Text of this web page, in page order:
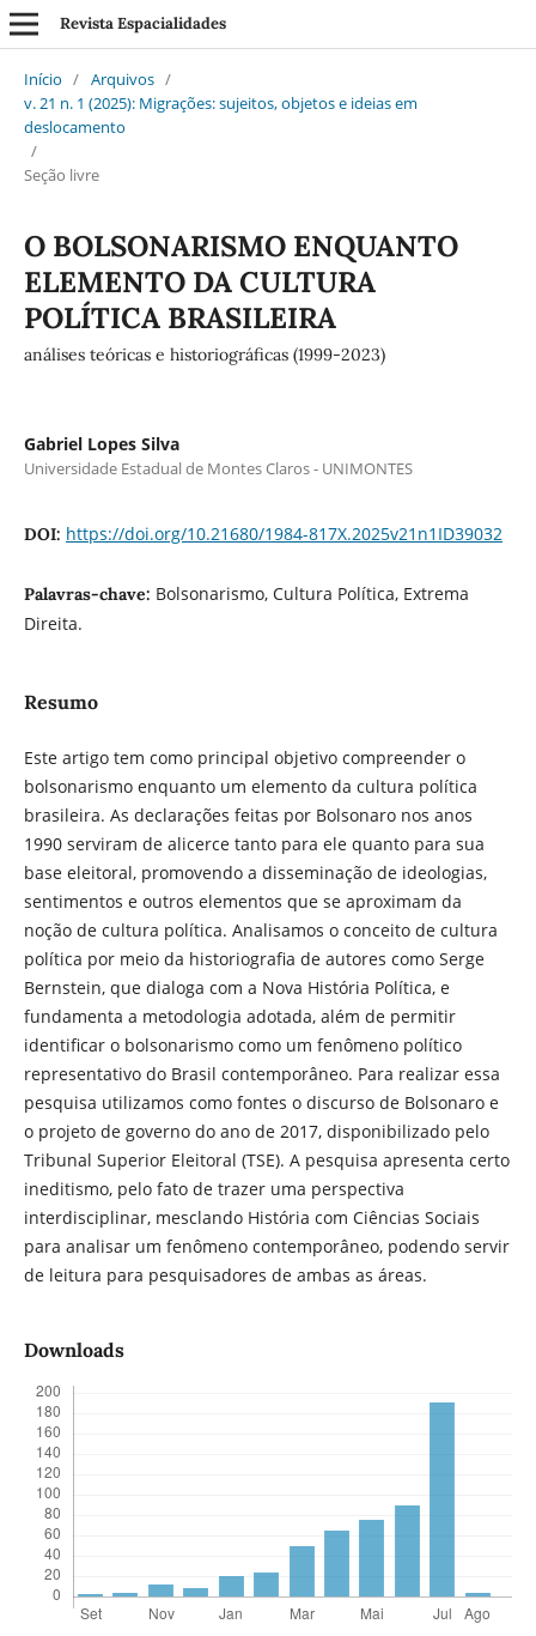
Revista Espacialidades
Início / Arquivos /
v. 21 n. 1 (2025): Migrações: sujeitos, objetos e ideias em
deslocamento
/
Seção livre
O BOLSONARISMO ENQUANTO
ELEMENTO DA CULTURA
POLÍTICA BRASILEIRA
análises teóricas e historiográficas (1999-2023)
Gabriel Lopes Silva
Universidade Estadual de Montes Claros - UNIMONTES
DOI: https://doi.org/10.21680/1984-817X.2025v21n1ID39032
Palavras-chave: Bolsonarismo, Cultura Política, Extrema
Direita.
Resumo
Este artigo tem como principal objetivo compreender o
bolsonarismo enquanto um elemento da cultura política
brasileira. As declarações feitas por Bolsonaro nos anos
1990 serviram de alicerce tanto para ele quanto para sua
base eleitoral, promovendo a disseminação de ideologias,
sentimentos e outros elementos que se aproximam da
noção de cultura política. Analisamos o conceito de cultura
política por meio da historiografia de autores como Serge
Bernstein, que dialoga com a Nova História Política, e
fundamenta a metodologia adotada, além de permitir
identificar o bolsonarismo como um fenômeno político
representativo do Brasil contemporâneo. Para realizar essa
pesquisa utilizamos como fontes o discurso de Bolsonaro e
o projeto de governo do ano de 2017, disponibilizado pelo
Tribunal Superior Eleitoral (TSE). A pesquisa apresenta certo
ineditismo, pelo fato de trazer uma perspectiva
interdisciplinar, mesclando História com Ciências Sociais
para analisar um fenômeno contemporâneo, podendo servir
de leitura para pesquisadores de ambas as áreas.
Downloads